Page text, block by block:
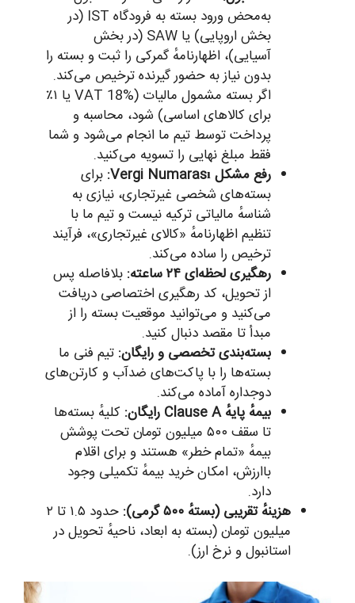
به‌محض ورود بسته به فرودگاه IST (در
بخش اروپایی) یا SAW (در بخش
آسیایی)، اظهارنامهٔ گمرکی را ثبت و بسته را
بدون نیاز به حضور گیرنده ترخیص می‌کند.
اگر بسته مشمول مالیات (VAT 18% یا ۱٪
برای کالاهای اساسی) شود، محاسبه و
پرداخت توسط تیم ما انجام می‌شود و شما
فقط مبلغ نهایی را تسویه می‌کنید.
رفع مشکل Vergi Numarası:
برای
بسته‌های شخصی غیرتجاری، نیازی به
شناسهٔ مالیاتی ترکیه نیست و تیم ما با
تنظیم اظهارنامهٔ «کالای غیرتجاری»، فرآیند
ترخیص را ساده می‌کند.
رهگیری لحظه‌ای ۲۴ ساعته:
بلافاصله پس
از تحویل، کد رهگیری اختصاصی دریافت
می‌کنید و می‌توانید موقعیت بسته را از
مبدأ تا مقصد دنبال کنید.
بسته‌بندی تخصصی و رایگان: تیم فنی ما
بسته‌ها را با پاکت‌های ضدآب و کارتن‌های
دوجداره آماده می‌کند.
بیمهٔ پایهٔ Clause A رایگان:
کلیهٔ بسته‌ها
تا سقف ۵۰۰ میلیون تومان تحت پوشش
بیمهٔ «تمام خطر» هستند و برای اقلام
باارزش، امکان خرید بیمهٔ تکمیلی وجود
دارد.
هزینهٔ تقریبی (بستهٔ ۵۰۰ گرمی):
حدود ۱.۵ تا ۲
میلیون تومان (بسته به ابعاد، ناحیهٔ تحویل در
استانبول و نرخ ارز).